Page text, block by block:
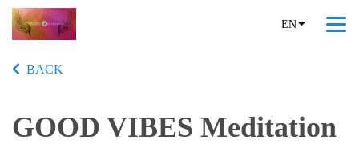
EN
BACK
GOOD VIBES Meditation